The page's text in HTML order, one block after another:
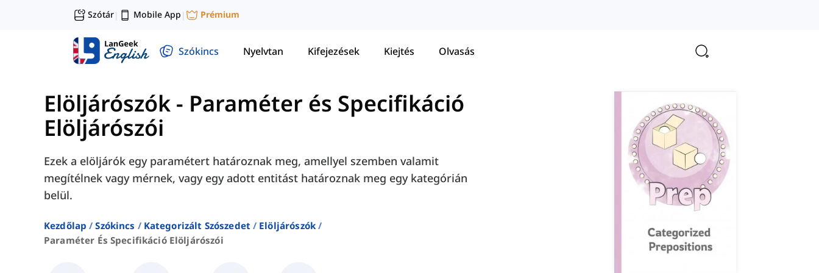
Szótár| Mobile App | Prémium
Szókincs Nyelvtan Kifejezések Kiejtés Olvasás
Elöljárószók - Paraméter és Specifikáció
Elöljárószói
Ezek a elöljárók egy paramétert határoznak meg, amellyel szemben valamit
megítélnek vagy mérnek, vagy egy adott entitást határoznak meg egy kategórián
belül.
Kezdőlap Szókincs Kategorizált Szószedet
Elöljárószók
Paraméter És Specifikáció Elöljárószói